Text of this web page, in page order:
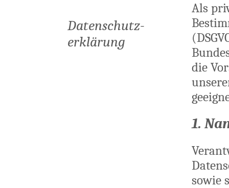
Datenschutz-
erklärung
Als
die
1.
sowie